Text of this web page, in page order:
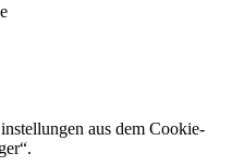
aus dem Cookie-